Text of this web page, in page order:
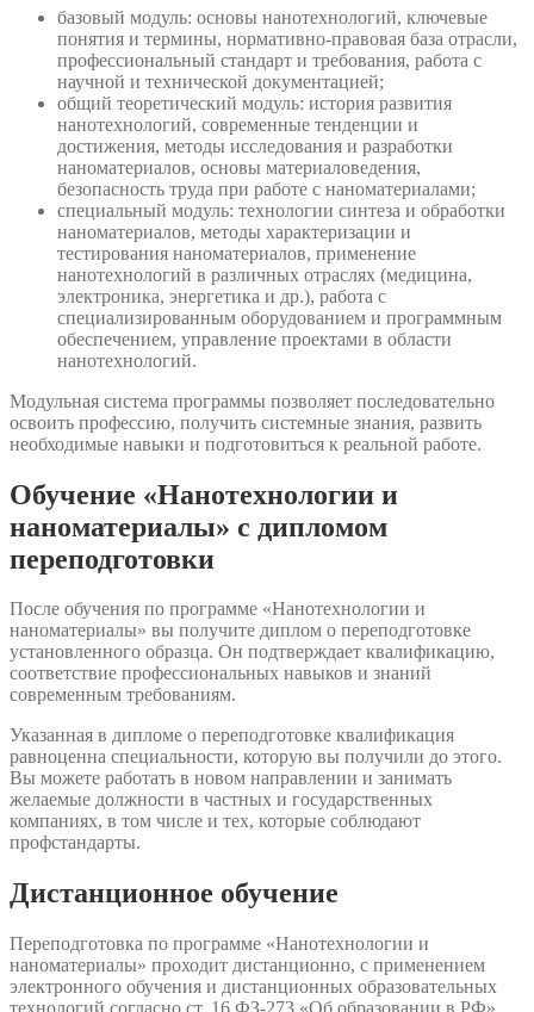
базовый модуль: основы нанотехнологий, ключевые
понятия и термины, нормативно-правовая база отрасли,
профессиональный стандарт и требования, работа с
научной и технической документацией;
общий теоретический модуль: история развития
нанотехнологий, современные тенденции и
достижения, методы исследования и разработки
наноматериалов, основы материаловедения,
безопасность труда при работе с наноматериалами;
специальный модуль: технологии синтеза и обработки
наноматериалов, методы характеризации и
тестирования наноматериалов, применение
нанотехнологий в различных отраслях (медицина,
электроника, энергетика и др.), работа с
специализированным оборудованием и программным
обеспечением, управление проектами в области
нанотехнологий.
Модульная система программы позволяет последовательно
освоить профессию, получить системные знания, развить
необходимые навыки и подготовиться к реальной работе.
Обучение «Нанотехнологии и
наноматериалы» с дипломом
переподготовки
После обучения по программе «Нанотехнологии и
наноматериалы» вы получите диплом о переподготовке
установленного образца. Он подтверждает квалификацию,
соответствие профессиональных навыков и знаний
современным требованиям.
Указанная в дипломе о переподготовке квалификация
равноценна специальности, которую вы получили до этого.
Вы можете работать в новом направлении и занимать
желаемые должности в частных и государственных
компаниях, в том числе и тех, которые соблюдают
профстандарты.
Дистанционное обучение
Переподготовка по программе «Нанотехнологии и
наноматериалы» проходит дистанционно, с применением
электронного обучения и дистанционных образовательных